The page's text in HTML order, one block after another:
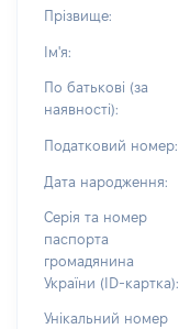
Прізвище:
Ім'я:
По батькові (за
наявності):
Податковий номер:
Дата народження:
Серія та номер
паспорта
громадянина
України (ID-картка):
Унікальний номер